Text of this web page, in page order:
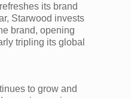
its brand
Starwood invests
brand, opening
tripling its global
to grow and